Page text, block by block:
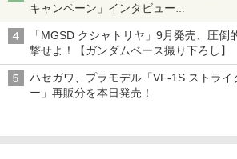
キャンペーン」インタビュー
子どもが楽しめるかっぱ寿司ならではの
追求
「MGSD クシャトリヤ」9月発売、圧倒
撃せよ！【ガンダムベース撮り下ろし】
ハセガワ、プラモデル「VF-1S ストライ
ー」再販分を本日発売！